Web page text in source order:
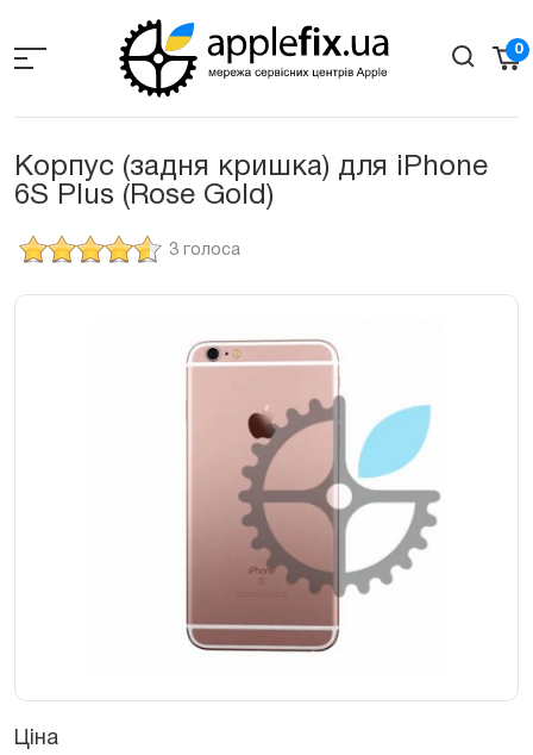
the
0
Корпус (задня кришка) для iPhone
6S Plus (Rose Gold)
3 голоса
Ціна